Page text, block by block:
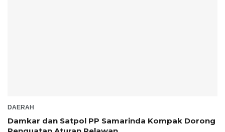
DAERAH
Damkar dan Satpol PP Samarinda Kompak Dorong